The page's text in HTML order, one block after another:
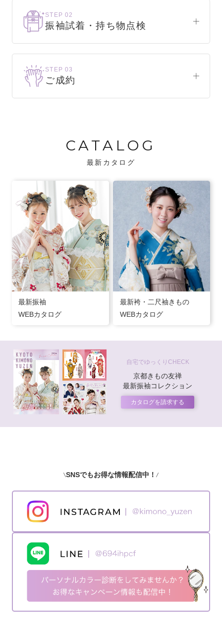
まずはお気軽にご来店ください。
STEP 02
振袖試着・持ち物点検
お気に入りの振袖が見つかるまで、何着でも
試着できます。
・振袖コンシェルジュが、振袖に合う小物や
バッグでお嬢様らしいコーディネートをご
STEP 03
ご成約
CATALOG
最新カタログ
最新振袖
WEBカタログ
最新袴・二尺袖きもの
WEBカタログ
自宅でゆっくりCHECK
京都きもの友禅
最新振袖コレクション
カタログを請求する
SNSでもお得な情報配信中！